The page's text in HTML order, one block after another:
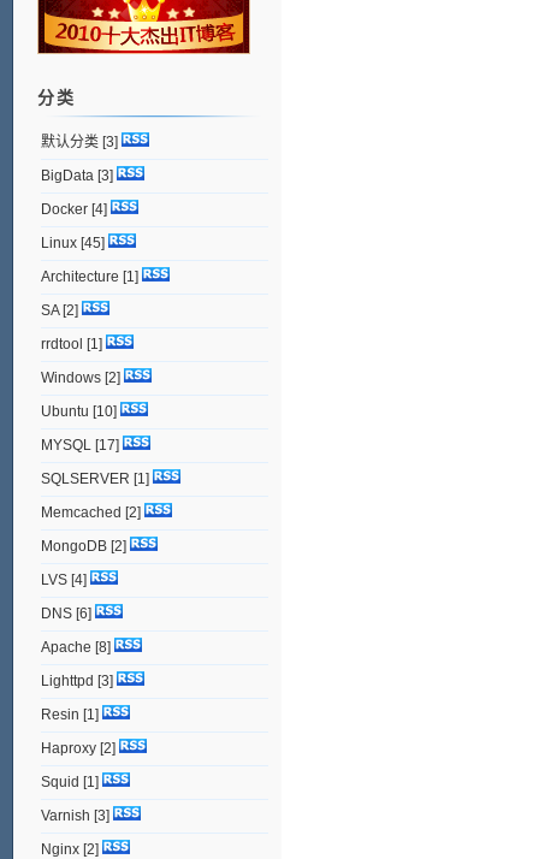
分类
默认分类[3]
BigData [3]
Docker[4]
Linux[45]
Architecture [1]
SA[2]
rrdtool [1]
Windows[2]
Ubuntu [10]
MYSQL [17]
SQLSERVER [1]
Memcached [2]
MongoDB[2]
LVS[4]
DNS[6]
Apache [8]
Lighttpd [3]
Resin [1]
Haproxy[2]
Squid [1]
Varnish [3]
Nginx[2]